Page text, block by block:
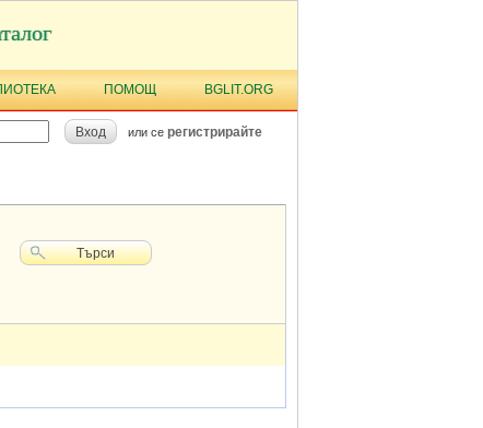
ПОМОЩ BGLIT.ORG
Вход или се регистрирайте
Търси